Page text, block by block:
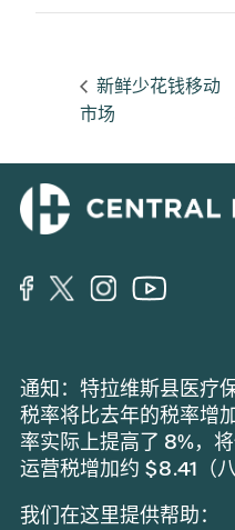
新鲜少花钱移动
市场
通知：特拉维斯县医疗
税率将比去年的税率增
率实际上提高了 8%，
运营税增加约 $8.41（
我们在这里提供帮助：